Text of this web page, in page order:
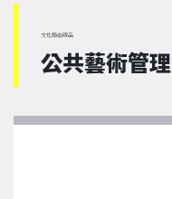
文化局出版品
公共藝術管